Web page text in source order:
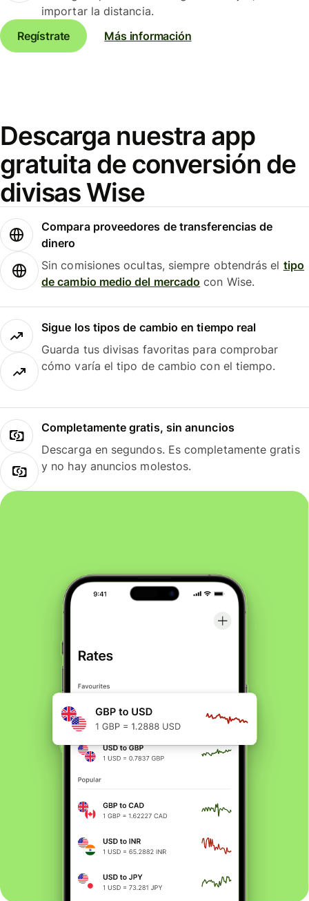
importar la distancia.
Regístrate
Más información
Descarga nuestra app
gratuita de conversión de
divisas Wise
Compara proveedores de transferencias de
dinero
Sin comisiones ocultas, siempre obtendrás el tipo
de cambio medio del mercado con Wise.
Sigue los tipos de cambio en tiempo real
Guarda tus divisas favoritas para comprobar
cómo varía el tipo de cambio con el tiempo.
Completamente gratis, sin anuncios
Descarga en segundos. Es completamente gratis
y no hay anuncios molestos.